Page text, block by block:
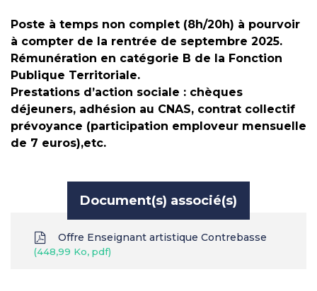
Poste à temps non complet (8h/20h) à pourvoir
à compter de la rentrée de septembre 2025.
Rémunération en catégorie B de la Fonction
Publique Territoriale.
Prestations d’action sociale : chèques
déjeuners, adhésion au CNAS, contrat collectif
prévoyance (participation emploveur mensuelle
de 7 euros),etc.
Document(s) associé(s)
Offre Enseignant artistique Contrebasse
448,99 Ko, pdf